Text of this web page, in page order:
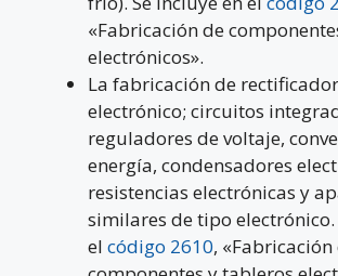
«Fabricación de
electrónicos».
La fabricación de
electrónico; circuitos
reguladores de voltaje,
energía, condensadores
resistencias electrónicas y
similares de tipo electrónico.
el código 2610, «Fabricación